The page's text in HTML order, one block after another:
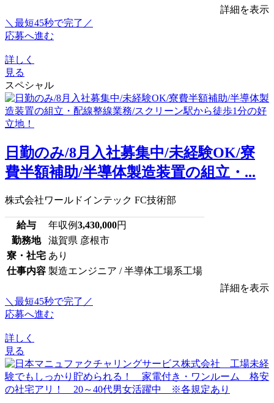
詳細を表示
＼最短45秒で完了／
応募へ進む
詳しく
見る
スペシャル
日勤のみ/8月入社募集中/未経験OK/寮
費半額補助/半導体製造装置の組立・...
株式会社ワールドインテック FC技術部
給与 年収例3,430,000円
勤務地
滋賀県 彦根市
寮・社宅 あり
仕事内容 製造エンジニア / 半導体工場系工場
詳細を表示
＼最短45秒で完了／
応募へ進む
詳しく
見る